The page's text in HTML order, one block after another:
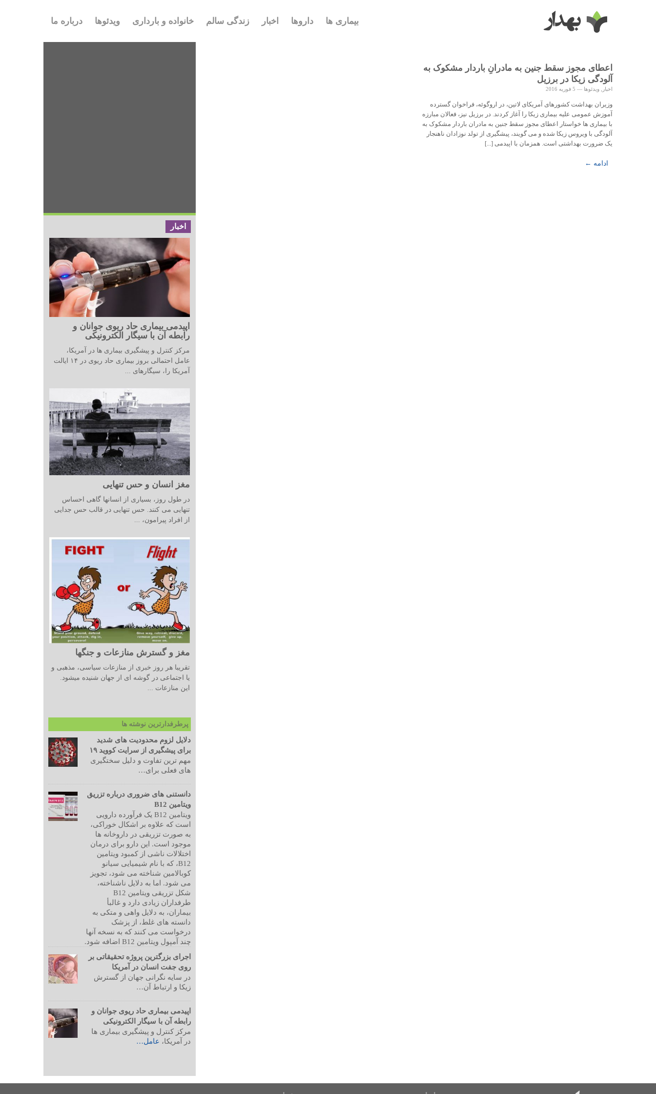
بیماری ها داروها اخبار زندگی سالم خانواده و بارداری ویدئوها درباره ما
اعطای مجوز سقط جنین به مادرانِ باردار مشکوک به
آلودگی زیکا در برزیل
اخبار ویدئوها — 5 فوریه 2016
وزیران بهداشت کشورهای آمریکای لاتین، در اروگوئه، فراخوان گسترده
آموزش عمومی علیه بیماری زیکا را آغاز کردند. در برزیل نیز، فعالان مبارزه
با بیماری ها خواستار اعطای مجوز سقط جنین به مادران باردار مشکوک به
آلودگی با ویروس زیکا شده و می گویند، پیشگیری از تولد نوزادان ناهنجار
یک ضرورت بهداشتی است. همزمان با اپیدمی [...]
ادامه ←
اخبار
اپیدمی بیماری حاد ریوی جوانان و
رابطه آن با سیگار الکترونیکی
مرکز کنترل و پیشگیری بیماری ها در آمریکا،
عامل احتمالی بروز بیماری حاد ریوی در ۱۴ ایالت
آمریکا را، سیگارهای ...
مغز انسان و حس تنهایی
در طول روز، بسیاری از انسانها گاهی احساس
تنهایی می کنند. حس تنهایی در قالب حس جدایی
از افراد پیرامون، ...
مغز و گسترش منازعات و جنگها
تقریبا هر روز خبری از منازعات سیاسی، مذهبی و
یا اجتماعی در گوشه ای از جهان شنیده میشود.
این منازعات ...
پرطرفدارترین نوشته ها
دلایل لزوم محدودیت های شدید
برای پیشگیری از سرایت کووید ۱۹
مهم ترین تفاوت و دلیل سختگیری
های فعلی برای…
دانستنی های ضروری درباره تزریق
ویتامین B12
ویتامین B12 یک فرآورده دارویی
است که علاوه بر اشکال خوراکی،
به صورت تزریقی در داروخانه ها
موجود است. این دارو برای درمان
اختلالات ناشی از کمبود ویتامین
B12، که با نام شیمیایی سیانو
کوبالامین شناخته می شود، تجویز
می شود. اما به دلایل ناشناخته،
شکل تزریقی ویتامین B12
طرفداران زیادی دارد و غالبأ
بیماران، به دلایل واهی و متکی به
دانسته های غلط، از پزشک
درخواست می کنند که به نسخه آنها
چند آمپول ویتامین B12 اضافه شود.
اجرای بزرگترین پروژه تحقیقاتی بر
روی جفت انسان در آمریکا
در سایه نگرانی جهان از گسترش
زیکا و ارتباط آن…
اپیدمی بیماری حاد ریوی جوانان و
رابطه آن با سیگار الکترونیکی
مرکز کنترل و پیشگیری بیماری ها
در آمریکا، عامل…